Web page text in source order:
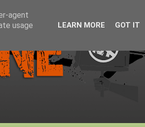
agent
usage
LEARN MORE GOT IT